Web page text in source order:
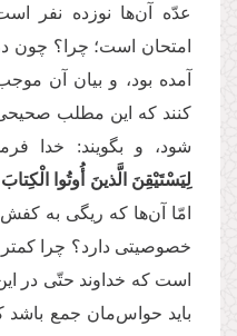
عدّه آن‌ها نوزده نفر
امتحان است؛ چرا؟ چون
آمده بود، و بیان آن
کنند که این مطلب
شود، و بگویند: خدا
لِیَسْتَیْقِنَ الَّذینَ أُوتُوا الْكِتابَ
امّا آن‌ها که ریگی به
خصوصیتی دارد؟ چرا کمتر
است که خداوند حتّی در
باید حواس‌مان جمع باشد